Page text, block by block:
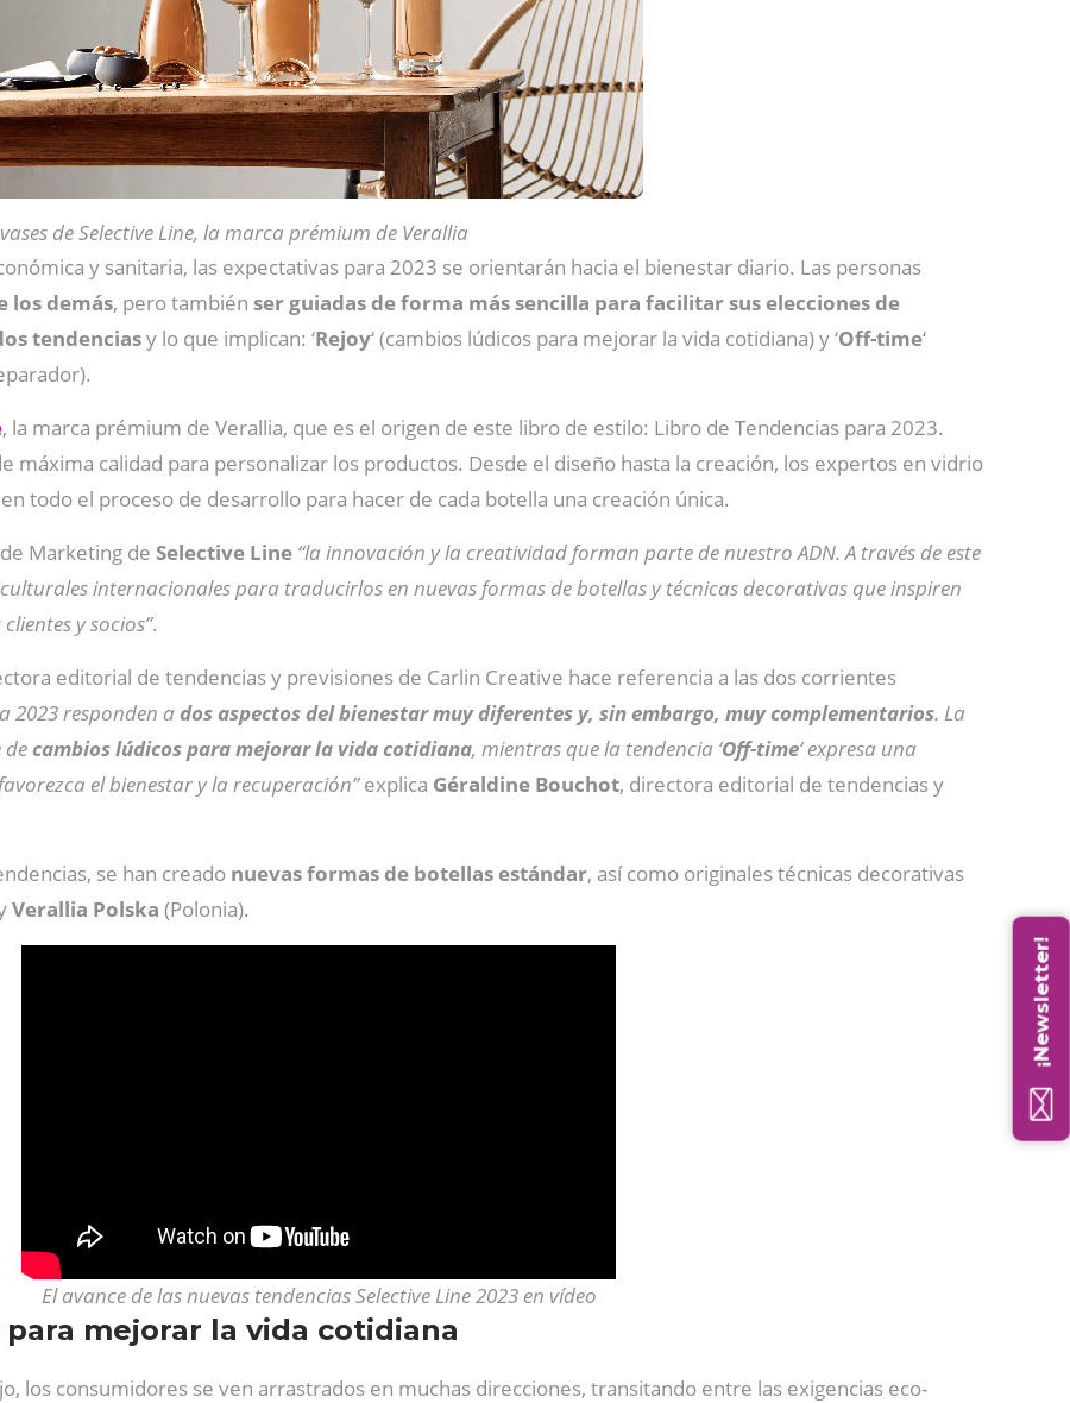
de Selective Line, la marca prémium de Verallia
y sanitaria, las expectativas para 2023 se orientarán hacia el bienestar diario. Las personas
los demás, pero también ser guiadas de forma más sencilla para facilitar sus elecciones de
tendenciasy lo que implican: ‘Rejoy‘ (cambios lúdicos para mejorar la vida cotidiana) y ‘Off-time‘
, la marca prémium de Verallia, que es el origen de este libro de estilo: Libro de Tendencias para 2023.
máxima calidad para personalizar los productos. Desde el diseño hasta la creación, los expertos en vidrio
todo el proceso de desarrollo para hacer de cada botella una creación única.
Marketing de Selective Line “la innovación y la creatividad forman parte de nuestro ADN. A través de este
internacionales para traducirlos en nuevas formas de botellas y técnicas decorativas que inspiren
y socios”.
editorial de tendencias y previsiones de Carlin Creative hace referencia a las dos corrientes
2023 responden a dos aspectos del bienestar muy diferentes y, sin embargo, muy complementarios. La
decambios lúdicos para mejorar la vida cotidiana, mientras que la tendencia ‘Off-time‘ expresa una
el bienestar y la recuperación”explica Géraldine Bouchot, directora editorial de tendencias y
se han creado nuevas formas de botellas estándar, así como originales técnicas decorativas
Verallia Polska (Polonia).
El avance de las nuevas tendencias Selective Line 2023 en vídeo
mejorar la vida cotidiana
los consumidores se ven arrastrados en muchas direcciones, transitando entre las exigencias eco-
¡Newsletter!